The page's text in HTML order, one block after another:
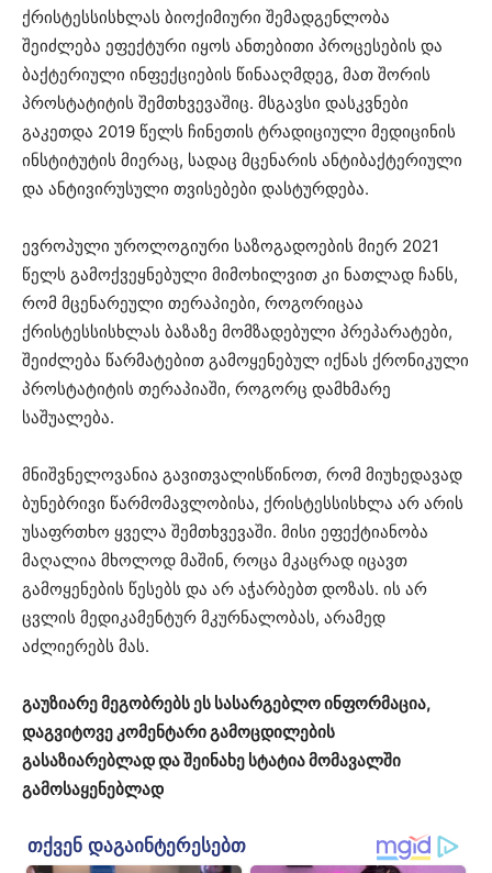
ქრისტესსისხლას ბიოქიმიური შემადგენლობა
შეიძლება ეფექტური იყოს ანთებითი პროცესების და
ბაქტერიული ინფექციების წინააღმდეგ, მათ შორის
პროსტატიტის შემთხვევაშიც. მსგავსი დასკვნები
გაკეთდა 2019 წელს ჩინეთის ტრადიციული მედიცინის
ინსტიტუტის მიერაც, სადაც მცენარის ანტიბაქტერიული
და ანტივირუსული თვისებები დასტურდება.
ევროპული უროლოგიური საზოგადოების მიერ 2021
წელს გამოქვეყნებული მიმოხილვით კი ნათლად ჩანს,
რომ მცენარეული თერაპიები, როგორიცაა
ქრისტესსისხლას ბაზაზე მომზადებული პრეპარატები,
შეიძლება წარმატებით გამოყენებულ იქნას ქრონიკული
პროსტატიტის თერაპიაში, როგორც დამხმარე
საშუალება.
მნიშვნელოვანია გავითვალისწინოთ, რომ მიუხედავად
ბუნებრივი წარმომავლობისა, ქრისტესსისხლა არ არის
უსაფრთხო ყველა შემთხვევაში. მისი ეფექტიანობა
მაღალია მხოლოდ მაშინ, როცა მკაცრად იცავთ
გამოყენების წესებს და არ აჭარბებთ დოზას. ის არ
ცვლის მედიკამენტურ მკურნალობას, არამედ
აძლიერებს მას.
გაუზიარე მეგობრებს ეს სასარგებლო ინფორმაცია,
დაგვიტოვე კომენტარი გამოცდილების
გასაზიარებლად და შეინახე სტატია მომავალში
გამოსაყენებლად